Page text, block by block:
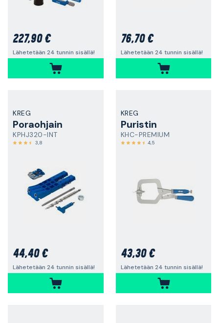
227,90 €
Lähetetään 24 tunnin sisällä!
76,70 €
Lähetetään 24 tunnin sisällä!
KREG
Poraohjain
KPHJ320-INT
3,8
44,40 €
Lähetetään 24 tunnin sisällä!
KREG
Puristin
KHC-PREMIUM
4,5
43,30 €
Lähetetään 24 tunnin sisällä!